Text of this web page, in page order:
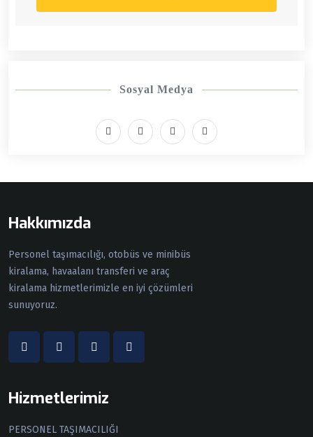
Sosyal Medya
Hakkımızda
Personel taşımacılığı, otobüs ve minibüs
kiralama, havaalanı transferi ve araç
kiralama hizmetlerimizle en iyi çözümleri
sunuyoruz.
Hizmetlerimiz
PERSONEL TAŞIMACILIĞI